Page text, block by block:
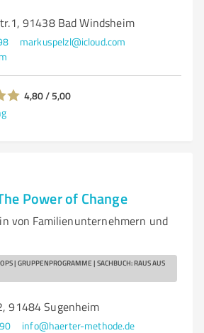
91438 Bad Windsheim
markuspelzl@icloud.com
4,80 / 5,00
Power of Change
von Familienunternehmern und
| GRUPPENPROGRAMME | SACHBUCH: RAUS AUS
91484 Sugenheim
info@haerter-methode.de